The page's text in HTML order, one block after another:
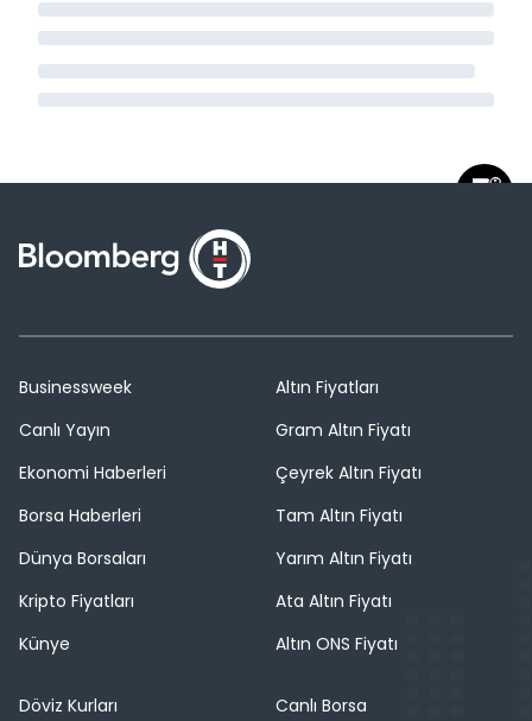
Businessweek
Canlı Yayın
Ekonomi Haberleri
Borsa Haberleri
Dünya Borsaları
Kripto Fiyatları
Künye
Altın Fiyatları
Gram Altın Fiyatı
Çeyrek Altın Fiyatı
Tam Altın Fiyatı
Yarım Altın Fiyatı
Ata Altın Fiyatı
Altın ONS Fiyatı
Döviz Kurları
Canlı Borsa